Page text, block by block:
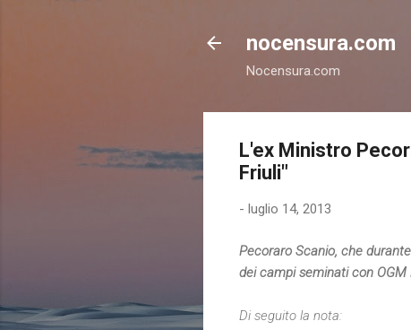
nocensura.com
Nocensura.com
L'ex Ministro
Friuli"
- luglio 14, 2013
Pecoraro Scanio, che
dei campi seminati con OGM
Di seguito la nota: